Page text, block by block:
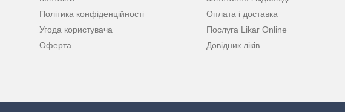
Політика конфіденційності
Угода користувача
Оферта
Оплата і доставка
Послуга Likar Online
Довідник ліків